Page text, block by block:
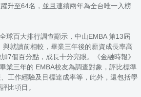
升至64名，並且連續兩年為全台唯一入榜
球百大排行調查顯示，中山EMBA 第13屆
與就讀前相較，畢業三年後的薪資成長率高
7個百分點，成長十分亮眼。《金融時報》
業三年的 EMBA校友為調查對象，評比標準
工作經驗及目標達成率等，此外，還包括學
比項目。